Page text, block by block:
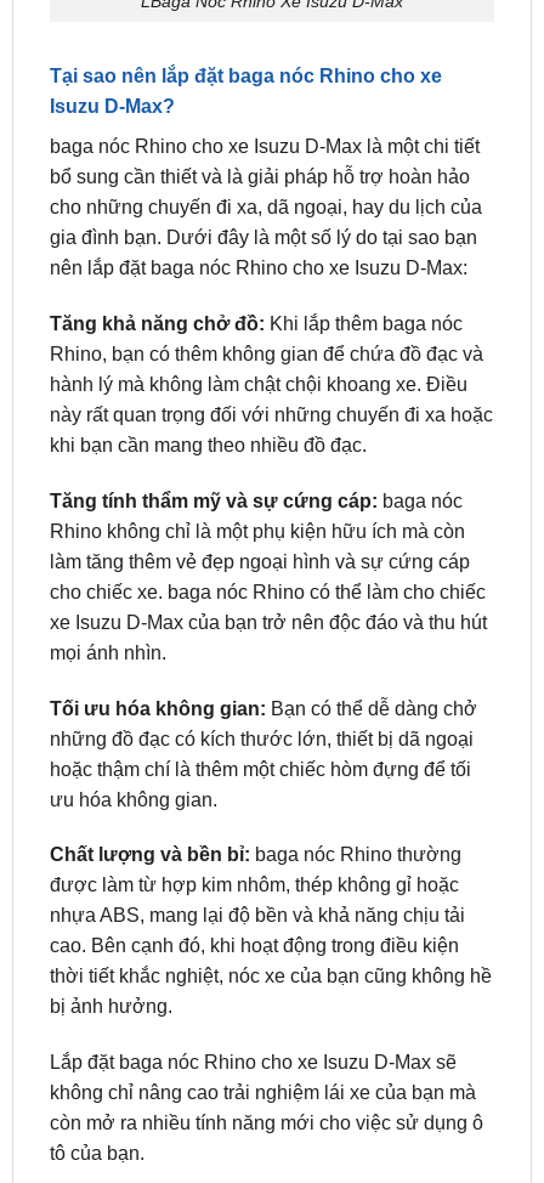
Tại sao nên lắp đặt baga nóc Rhino cho xe
baga nóc Rhino cho xe Isuzu D-Max là một chi tiết
bổ sung cần thiết và là giải pháp hỗ trợ hoàn hảo
cho những chuyến đi xa, dã ngoại, hay du lịch của
gia đình bạn. Dưới đây là một số lý do tại sao bạn
nên lắp đặt baga nóc Rhino cho xe Isuzu D-Max:
Tăng khả năng chở đồ:Khi lắp thêm baga nóc
hành lý mà không làm chật chội khoang xe. Điều
này rất quan trọng đối với những chuyến đi xa hoặc
khi bạn cần mang theo nhiều đồ đạc.
Tăng tính thẩm mỹ và sự cứng cáp:
làm tăng thêm vẻ đẹp ngoại hình và sự cứng cáp
cho chiếc xe. baga nóc Rhino có thể làm cho chiếc
xe Isuzu D-Max của bạn trở nên độc đáo và thu hút
mọi ánh nhìn.
Tối ưu hóa không gian:
hoặc thậm chí là thêm một chiếc hòm đựng để tối
ưu hóa không gian.
Chất lượng và bền bỉ:
nhựa ABS, mang lại độ bền và khả năng chịu tải
cao. Bên cạnh đó, khi hoạt động trong điều kiện
thời tiết khắc nghiệt, nóc xe của bạn cũng không hề
bị ảnh hưởng.
Lắp đặt baga nóc Rhino cho xe Isuzu D-Max sẽ
còn mở ra nhiều tính năng mới cho việc sử dụng ô
tô của bạn.